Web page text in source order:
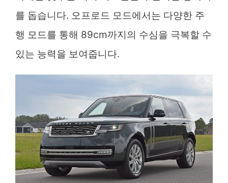
를 돕습니다. 오프로드 모드에서는 다양한 주
행 모드를 통해 89cm까지의 수심을 극복할 수
있는 능력을 보여줍니다.